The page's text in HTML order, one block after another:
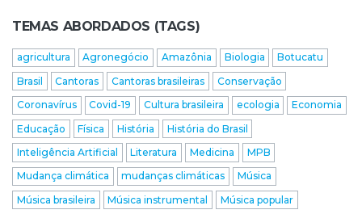
TEMAS ABORDADOS (TAGS)
agricultura Agronegócio Amazônia Biologia
Botucatu
Brasil
Cantoras Cantoras brasileiras
Conservação
Coronavírus
Covid-19 Cultura brasileira ecologia
Economia
Educação
Física História
História do Brasil
Inteligência Artificial
Literatura Medicina
MPB
Mudança climática
mudanças climáticas
Música
Música brasileira
Música instrumental
Música popular